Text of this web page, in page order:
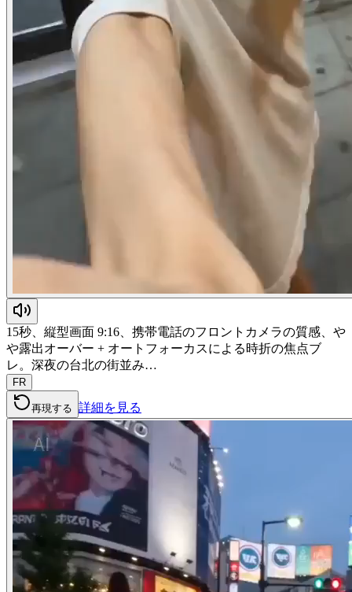
15秒、縦型画面 9:16、携帯電話のフロントカメラの質感、や
や露出オーバー + オートフォーカスによる時折の焦点ブ
レ。深夜の台北の街並み…
FR
再現する 詳細を見る